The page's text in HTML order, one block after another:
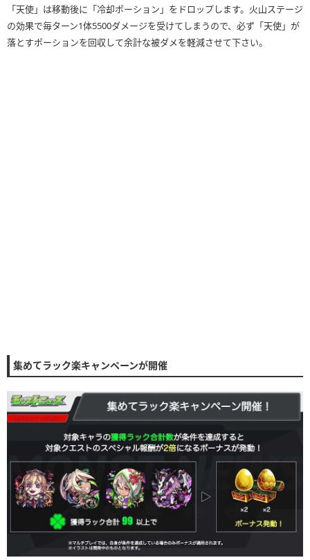
「天使」は移動後に「冷却ポーション」をドロップします。火山ステージ
の効果で毎ターン1体5500ダメージを受けてしまうので、必ず「天使」が
落とすポーションを回収して余計な被ダメを軽減させて下さい。
集めてラック楽キャンペーンが開催